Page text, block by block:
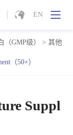
EN
（GMP级） > 其他
（50×）
Suppl